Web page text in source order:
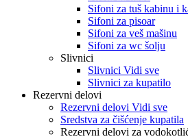
Sifoni za tuš kabinu i
Sifoni za pisoar
Sifoni za veš mašinu
Sifoni za wc šolju
Slivnici
Slivnici Vidi sve
Slivnici za kupatilo
Rezervni delovi
Rezervni delovi Vidi sve
Sredstva za čišćenje kupatila
Rezervni delovi za